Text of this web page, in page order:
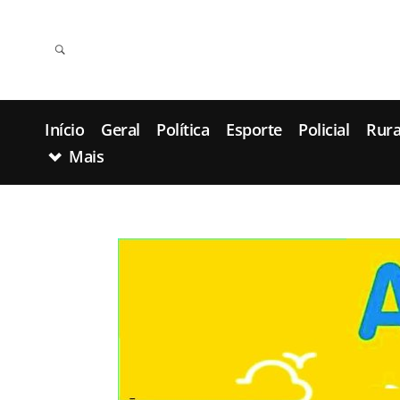
Início Geral Política Esporte Policial
Mais